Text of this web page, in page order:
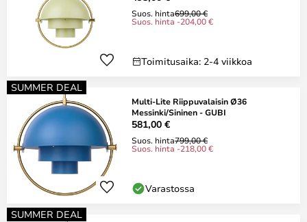
Suos. hinta699,00 €
Suos. hinta -204,00 €
Toimitusaika: 2-4 viikkoa
SUMMER DEAL
Multi-Lite Riippuvalaisin Ø36
Messinki/Sininen - GUBI
581,00 €
Suos. hinta799,00 €
Suos. hinta -218,00 €
Varastossa
SUMMER DEAL